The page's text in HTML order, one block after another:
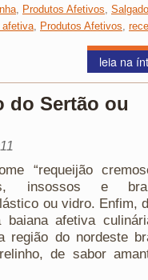
, Produtos Afetivos,
afetiva Produtos Afetivos
leia na
do Sertão ou
“requeijão
insossos e
ou vidro. Enfim,
afetiva
região do nordeste
de sabor